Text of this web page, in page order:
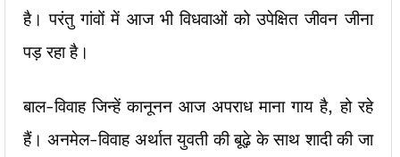
है। परंतु गांवों में आज भी विधवाओं को उपेक्षित जीवन जीना
पड़ रहा है।
बाल-विवाह जिन्हें कानूनन आज अपराध माना गाय है, हो रहे
हैं। अनमेल-विवाह अर्थात युवती की बूढ़े के साथ शादी की जा